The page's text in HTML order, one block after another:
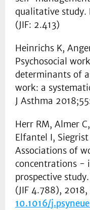
qualitative study.
(JIF: 2.413)
Heinrichs K,
Psychosocial
determinants of
work: a
J Asthma
Herr RM, Almer
Elfantel I, Siegrist
Associations of
concentrations -
prospective
(JIF 4.788),
10.1016/